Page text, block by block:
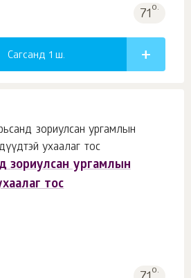
71о.
Сагсанд 1 ш.
зориулсан ургамлын
тос
о.